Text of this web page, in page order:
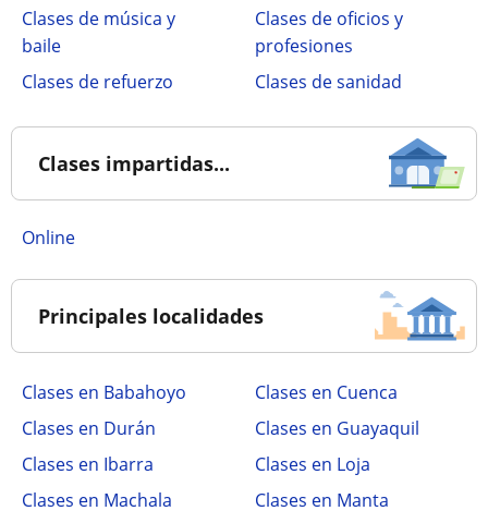
Clases de música y
baile
Clases de oficios y
profesiones
Clases de refuerzo
Clases de sanidad
Clases impartidas...
online
Principales localidades
Clases en Babahoyo
Clases en Cuenca
Clases en Durán
Clases en Guayaquil
Clases en Ibarra
Clases en Loja
Clases en Machala
Clases en Manta